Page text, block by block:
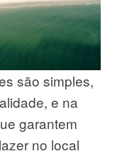
são simples,
e na
garantem
no local